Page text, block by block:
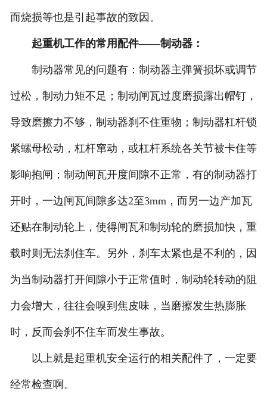
而烧损等也是引起事故的致因。
起重机工作的常用配件——制动器：
制动器常见的问题有：制动器主弹簧损坏或调节
过松，制动力矩不足；制动闸瓦过度磨损露出帽钉，
导致磨擦力不够，制动器刹不住重物；制动器杠杆锁
紧螺母松动，杠杆窜动，或杠杆系统各关节被卡住等
影响抱闸；制动闸瓦开度间隙不正常，有的制动器打
开时，一边闸瓦间隙多达2至3mm，而另一边产加瓦
还贴在制动轮上，使得闸瓦和制动轮的磨损加快，重
载时则无法刹住车。另外，刹车太紧也是不利的，因
为当制动器打开间隙小于正常值时，制动轮转动的阻
力会增大，往往会嗅到焦皮味，当磨擦发生热膨胀
时，反而会刹不住车而发生事故。
以上就是起重机安全运行的相关配件了，一定要
经常检查啊。